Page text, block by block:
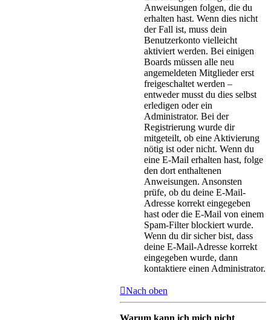
Anweisungen folgen, die du
erhalten hast. Wenn dies nicht
der Fall ist, muss dein
Benutzerkonto vielleicht
aktiviert werden. Bei einigen
Boards müssen alle neu
angemeldeten Mitglieder erst
freigeschaltet werden –
entweder musst du dies selbst
erledigen oder ein
Administrator. Bei der
Registrierung wurde dir
mitgeteilt, ob eine Aktivierung
nötig ist oder nicht. Wenn du
eine E-Mail erhalten hast, folge
den dort enthaltenen
Anweisungen. Ansonsten
prüfe, ob du deine E-Mail-
Adresse korrekt eingegeben
hast oder die E-Mail von einem
Spam-Filter blockiert wurde.
Wenn du dir sicher bist, dass
deine E-Mail-Adresse korrekt
eingegeben wurde, dann
kontaktiere einen Administrator.
Nach oben
Warum kann ich mich nicht